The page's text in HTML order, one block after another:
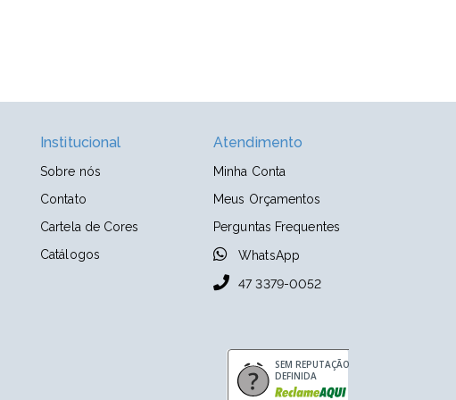
Institucional
Sobre nós
Contato
Cartela de Cores
Catálogos
Atendimento
Minha Conta
Meus Orçamentos
Perguntas Frequentes
WhatsApp
47 3379-0052
SEM REPUTAÇÃO
DEFINIDA